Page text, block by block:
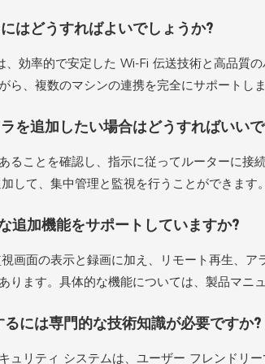
はどうすればよいでしょうか?
効率的で安定した Wi-Fi 伝送技術と高品質
、複数のマシンの連携を完全にサポートしま
を追加したい場合はどうすればいい
ることを確認し、指示に従ってルーターに接
して、集中管理と監視を行うことができます。
追加機能をサポートしていますか?
画面の表示と録画に加え、リモート再生、ア
ります。具体的な機能については、製品マニ
には専門的な技術知識が必要ですか?
ュリティ システムは、ユーザー フレンドリ